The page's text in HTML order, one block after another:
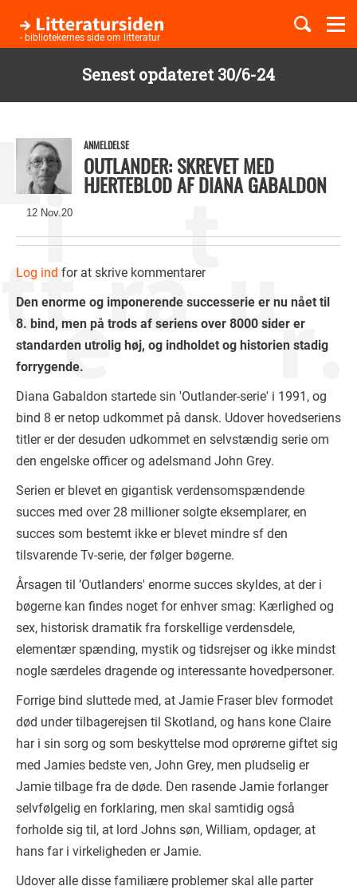
Senest opdateret 30/6-24
hovedindhold
- bibliotekernes side om litteratur
Børnebøger
12 Nov.20
ANMELDELSE
OUTLANDER: SKREVET MED
HJERTEBLOD AF DIANA GABALDON
Log ind for at skrive kommentarer
Den enorme og imponerende successerie er nu nået til
8. bind, men på trods af seriens over 8000 sider er
standarden utrolig høj, og indholdet og historien stadig
forrygende.
Diana Gabaldon startede sin 'Outlander-serie' i 1991, og
bind 8 er netop udkommet på dansk. Udover hovedseriens
titler er der desuden udkommet en selvstændig serie om
den engelske officer og adelsmand John Grey.
Serien er blevet en gigantisk verdensomspændende
succes med over 28 millioner solgte eksemplarer, en
succes som bestemt ikke er blevet mindre sf den
tilsvarende Tv-serie, der følger bøgerne.
Årsagen til ’Outlanders' enorme succes skyldes, at der i
bøgerne kan findes noget for enhver smag: Kærlighed og
sex, historisk dramatik fra forskellige verdensdele,
elementær spænding, mystik og tidsrejser og ikke mindst
nogle særdeles dragende og interessante hovedpersoner.
Forrige bind sluttede med, at Jamie Fraser blev formodet
død under tilbagerejsen til Skotland, og hans kone Claire
har i sin sorg og som beskyttelse mod oprørerne giftet sig
med Jamies bedste ven, John Grey, men pludselig er
Jamie tilbage fra de døde. Den rasende Jamie forlanger
selvfølgelig en forklaring, men skal samtidig også
forholde sig til, at lord Johns søn, William, opdager, at
hans far i virkeligheden er Jamie.
Udover alle disse familiære problemer skal alle parter